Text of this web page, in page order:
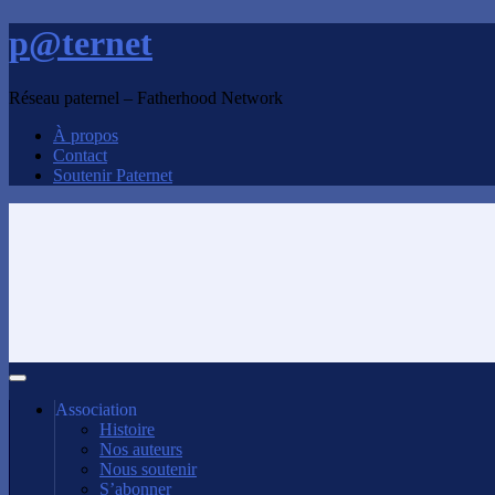
p@ternet
Réseau paternel – Fatherhood Network
À propos
Contact
Soutenir Paternet
Association
Histoire
Nos auteurs
Nous soutenir
S’abonner